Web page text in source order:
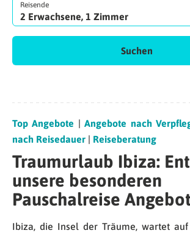
Reisende
2 Erwachsene, 1 Zimmer
Suchen
Top Angebote |Angebote nach
nach Reisedauer
Reiseberatung
Traumurlaub Ibiza:
unsere besonderen
Pauschalreise
Ibiza, die Insel der Träume, wartet